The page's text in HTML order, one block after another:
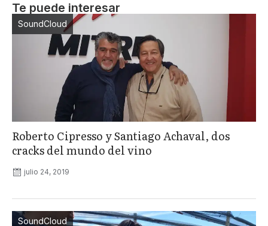
Te puede interesar
SoundCloud
Roberto Cipresso y Santiago Achaval, dos
cracks del mundo del vino
julio 24, 2019
SoundCloud